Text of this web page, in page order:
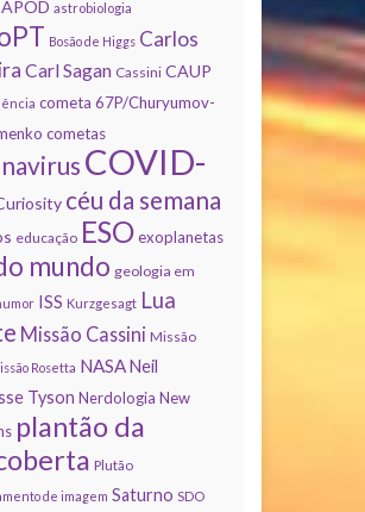
APOD astrobiologia
Bosão de Higgs Carlos
Carl Sagan Cassini CAUP
cometa 67P/Churyumov-
cometas
COVID-
céu da semana
educação ESO exoplanetas
mundo geologia em
ISS Kurzgesagt Lua
Missão Cassini Missão
Rosetta NASA Neil
Tyson Nerdologia New
plantão da
Plutão
de imagem Saturno SDO